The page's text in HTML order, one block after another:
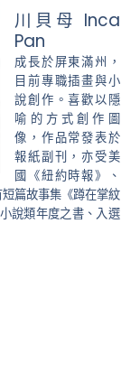
川貝母 Inca
Pan
成長於屏東滿州，
目前專職插畫與小
說創作。喜歡以隱
喻的方式創作圖
像，作品常發表於
報紙副刊，亦受美
國《紐約時報》、
篇故事集《蹲在掌紋
說類年度之書、入選